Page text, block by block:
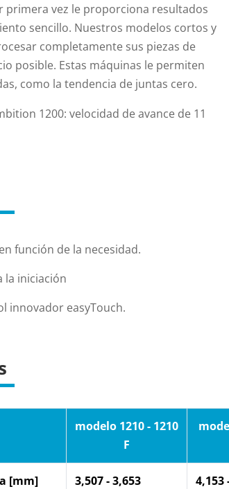
primera vez le proporciona resultados
sencillo. Nuestros modelos cortos y
completamente sus piezas de
posible. Estas máquinas le permiten
como la tendencia de juntas cero.
1200: velocidad de avance de 11
función de la necesidad.
la iniciación
innovador easyTouch.
modelo 1210 - 1210
F
[mm] 3,507 - 3,653 4,153